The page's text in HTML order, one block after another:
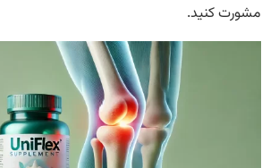
کنید.